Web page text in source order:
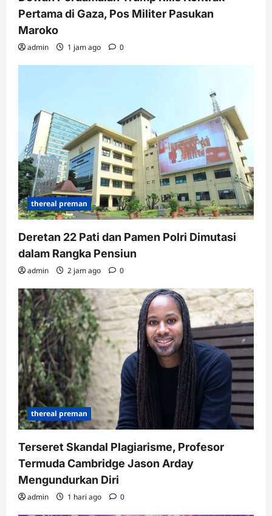
Pertama di Gaza, Pos Militer Pasukan
Maroko
admin 1 jam ago 0
thereal preman
Deretan 22 Pati dan Pamen Polri Dimutasi
dalam Rangka Pensiun
admin 2 jam ago 0
thereal preman
Terseret Skandal Plagiarisme, Profesor
Termuda Cambridge Jason Arday
Mengundurkan Diri
admin 1 hari ago 0